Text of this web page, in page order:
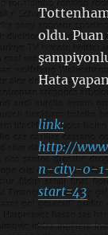
oldu. Puan
Hata
link:
http://
n-city-0-
start=43